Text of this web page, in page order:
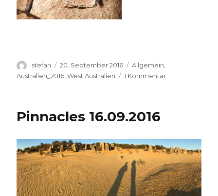
Autor
stefan
Veröffentlicht
am
20. September 2016 Kategorien
Allgemein,
Australien_2016 ,West Australien 1 Kommentarzu
Pinnacles 16.09.2016